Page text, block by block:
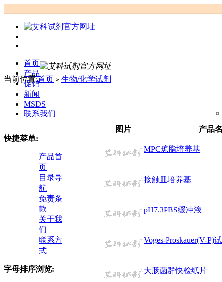
首页
产品
促销
新闻
MSDS
联系我们
当前位置:首页 > 生物/化学试剂
快捷菜单:
产品首
页
目录导
航
免责条
款
关于我
们
联系方
式
字母排序浏览:
图片 产品
MPC琼脂培养基
接触皿培养基
pH7.3PBS缓冲液
Voges-Proskauer(V-P)
大肠菌群快检纸片